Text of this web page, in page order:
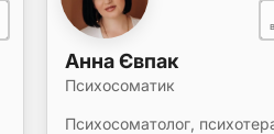
Анна Євпак
Психосоматик
Психосоматолог,